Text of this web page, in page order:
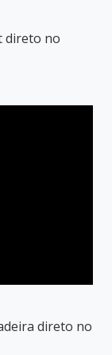
direto no
direto no